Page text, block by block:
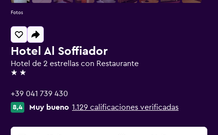
Hotel Al Soffiador
Hotel de 2 estrellas con Restaurante
2 estrellas
+39 041 739 430
8,4 Muy bueno 1.129 calificaciones verificadas
Fotos